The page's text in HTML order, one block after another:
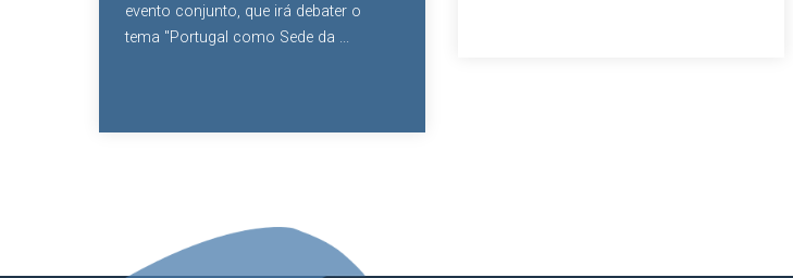
evento conjunto, que irá debater o
tema "Portugal como Sede da ...